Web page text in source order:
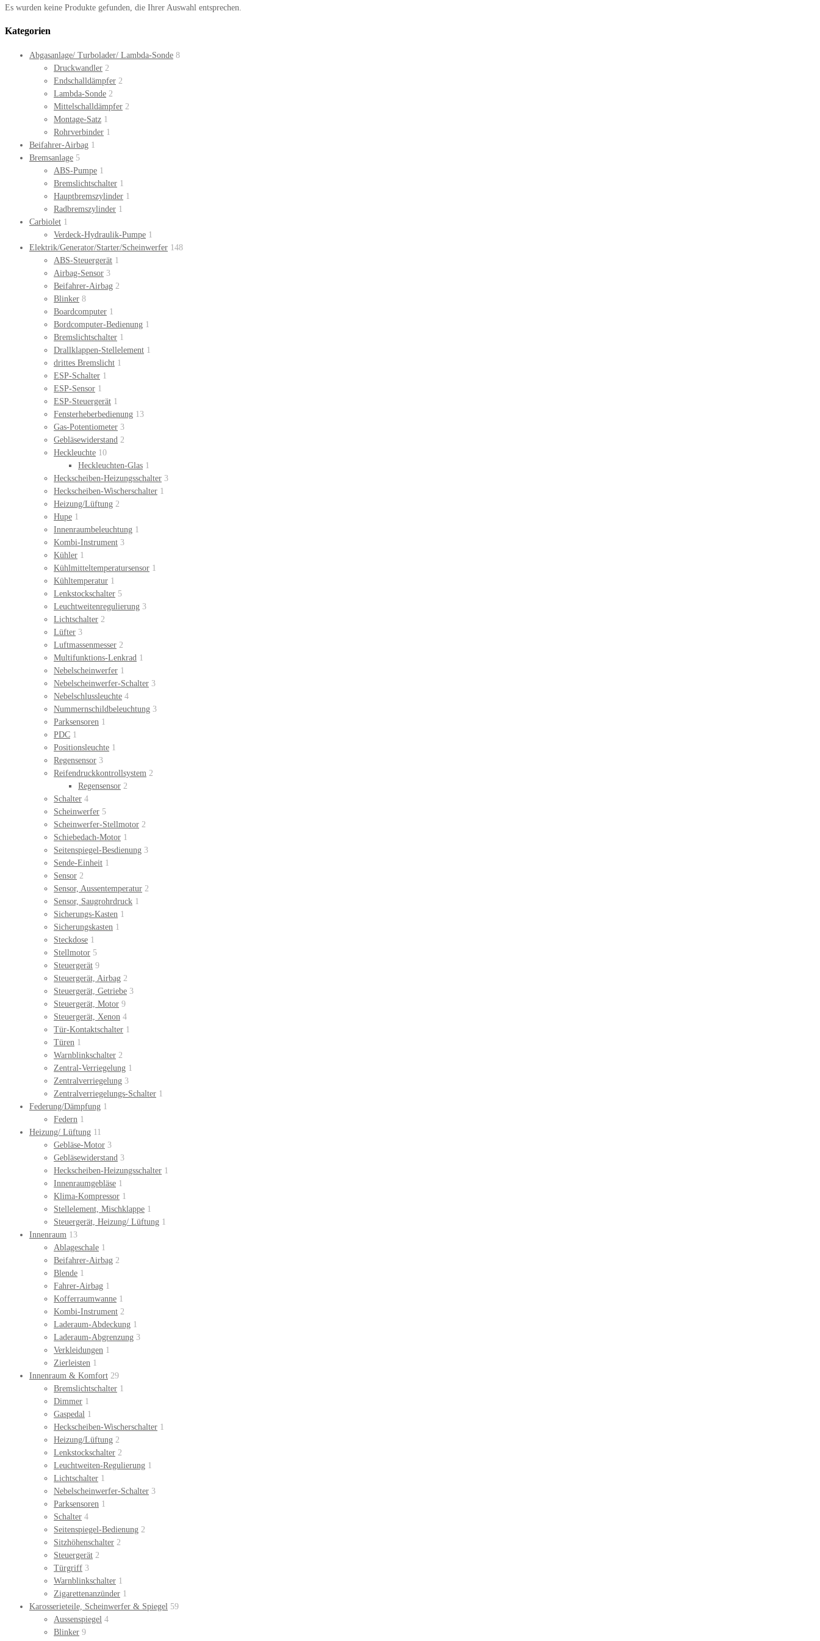
Es wurden keine Produkte gefunden, die Ihrer Auswahl entsprechen.
Kategorien
Abgasanlage/ Turbolader/ Lambda-Sonde 8
Druckwandler 2
Endschalldämpfer 2
Lambda-Sonde 2
Mittelschalldämpfer 2
Montage-Satz 1
Rohrverbinder 1
Beifahrer-Airbag 1
Bremsanlage 5
ABS-Pumpe 1
Bremslichtschalter 1
Hauptbremszylinder 1
Radbremszylinder 1
Carbiolet 1
Verdeck-Hydraulik-Pumpe 1
Elektrik/Generator/Starter/Scheinwerfer 148
ABS-Steuergerät 1
Airbag-Sensor 3
Beifahrer-Airbag 2
Blinker 8
Boardcomputer 1
Bordcomputer-Bedienung 1
Bremslichtschalter 1
Drallklappen-Stellelement 1
drittes Bremslicht 1
ESP-Schalter 1
ESP-Sensor 1
ESP-Steuergerät 1
Fensterheberbedienung 13
Gas-Potentiometer 3
Gebläsewiderstand 2
Heckleuchte 10
Heckleuchten-Glas 1
Heckscheiben-Heizungsschalter 3
Heckscheiben-Wischerschalter 1
Heizung/Lüftung 2
Hupe 1
Innenraumbeleuchtung 1
Kombi-Instrument 3
Kühler 1
Kühlmitteltemperatursensor 1
Kühltemperatur 1
Lenkstockschalter 5
Leuchtweitenregulierung 3
Lichtschalter 2
Lüfter 3
Luftmassenmesser 2
Multifunktions-Lenkrad 1
Nebelscheinwerfer 1
Nebelscheinwerfer-Schalter 3
Nebelschlussleuchte 4
Nummernschildbeleuchtung 3
Parksensoren 1
PDC 1
Positionsleuchte 1
Regensensor 3
Reifendruckkontrollsystem 2
Regensensor 2
Schalter 4
Scheinwerfer 5
Scheinwerfer-Stellmotor 2
Schiebedach-Motor 1
Seitenspiegel-Besdienung 3
Sende-Einheit 1
Sensor 2
Sensor, Aussentemperatur 2
Sensor, Saugrohrdruck 1
Sicherungs-Kasten 1
Sicherungskasten 1
Steckdose 1
Stellmotor 5
Steuergerät 9
Steuergerät, Airbag 2
Steuergerät, Getriebe 3
Steuergerät, Motor 9
Steuergerät, Xenon 4
Tür-Kontaktschalter 1
Türen 1
Warnblinkschalter 2
Zentral-Verriegelung 1
Zentralverriegelung 3
Zentralverriegelungs-Schalter 1
Federung/Dämpfung 1
Federn 1
Heizung/ Lüftung 11
Gebläse-Motor 3
Gebläsewiderstand 3
Heckscheiben-Heizungsschalter 1
Innenraumgebläse 1
Klima-Kompressor 1
Stellelement, Mischklappe 1
Steuergerät, Heizung/ Lüftung 1
Innenraum 13
Ablageschale 1
Beifahrer-Airbag 2
Blende 1
Fahrer-Airbag 1
Kofferraumwanne 1
Kombi-Instrument 2
Laderaum-Abdeckung 1
Laderaum-Abgrenzung 3
Verkleidungen 1
Zierleisten 1
Innenraum & Komfort 29
Bremslichtschalter 1
Dimmer 1
Gaspedal 1
Heckscheiben-Wischerschalter 1
Heizung/Lüftung 2
Lenkstockschalter 2
Leuchtweiten-Regulierung 1
Lichtschalter 1
Nebelscheinwerfer-Schalter 3
Parksensoren 1
Schalter 4
Seitenspiegel-Bedienung 2
Sitzhöhenschalter 2
Steuergerät 2
Türgriff 3
Warnblinkschalter 1
Zigarettenanzünder 1
Karosserieteile, Scheinwerfer & Spiegel 59
Aussenspiegel 4
Blinker 9